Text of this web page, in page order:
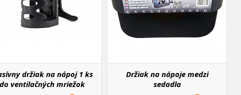
držiak na nápoj 1 ks
do ventilačných mriežok
Držiak na nápoje medzi
sedadla